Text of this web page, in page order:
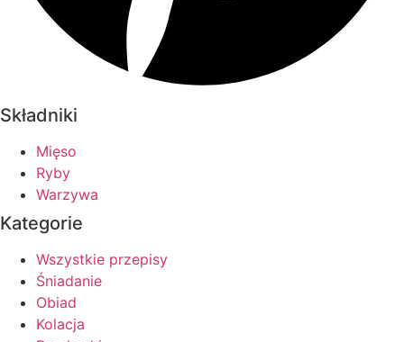
Składniki
Mięso
Ryby
Warzywa
Kategorie
Wszystkie przepisy
Śniadanie
Obiad
Kolacja